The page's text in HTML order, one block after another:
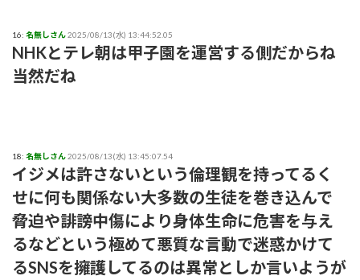
16: 名無しさん2025/08/13(水) 13:44:52.05
NHKとテレ朝は甲子園を運営する側だからね
当然だね
18: 名無しさん2025/08/13(水) 13:45:07.54
イジメは許さないという倫理観を持ってるく
せに何も関係ない大多数の生徒を巻き込んで
脅迫や誹謗中傷により身体生命に危害を与え
るなどという極めて悪質な言動で迷惑かけて
るSNSを擁護してるのは異常としか言いようが